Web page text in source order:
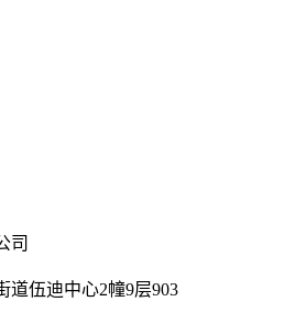
司
道伍迪中心2幢9层903